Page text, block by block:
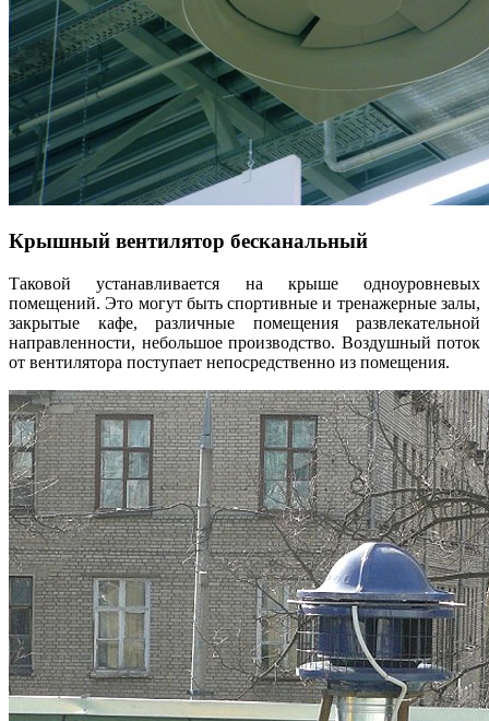
Крышный вентилятор бесканальный
Таковой устанавливается на крыше одноуровневых
помещений. Это могут быть спортивные и тренажерные залы,
закрытые кафе, различные помещения развлекательной
направленности, небольшое производство. Воздушный поток
от вентилятора поступает непосредственно из помещения.